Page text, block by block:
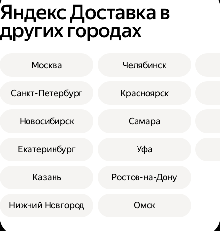
Яндекс Доставка в
других городах
Москва
Санкт-Петербург
Новосибирск
Екатеринбург
Казань
Нижний Новгород
Челябинск
Красноярск
Самара
Уфа
Ростов-на-Дону
Омск